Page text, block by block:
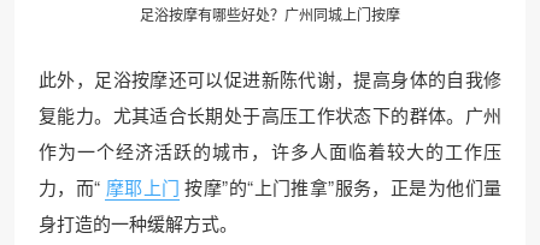
足浴按摩有哪些好处？广州同城上门按摩
此外，足浴按摩还可以促进新陈代谢，提高身体的自我修
复能力。尤其适合长期处于高压工作状态下的群体。广州
作为一个经济活跃的城市，许多人面临着较大的工作压
力，而“ 摩耶上门 按摩”的“上门推拿”服务，正是为他们量
身打造的一种缓解方式。